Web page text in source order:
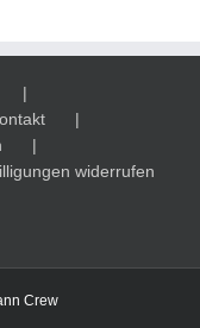
widerrufen
Crew